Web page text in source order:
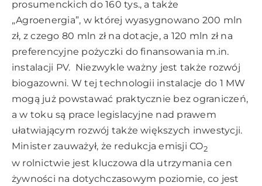
prosumenckich do 160 tys., a także
„Agroenergia”, w której wyasygnowano 200 mln
zł, z czego 80 mln zł na dotacje, a 120 mln zł na
preferencyjne pożyczki do finansowania m.in.
instalacji PV. Niezwykle ważny jest także rozwój
biogazowni. W tej technologii instalacje do 1 MW
mogą już powstawać praktycznie bez ograniczeń,
a w toku są prace legislacyjne nad prawem
ułatwiającym rozwój także większych inwestycji.
Minister zauważył, że redukcja emisji CO2
w rolnictwie jest kluczowa dla utrzymania cen
żywności na dotychczasowym poziomie, co jest